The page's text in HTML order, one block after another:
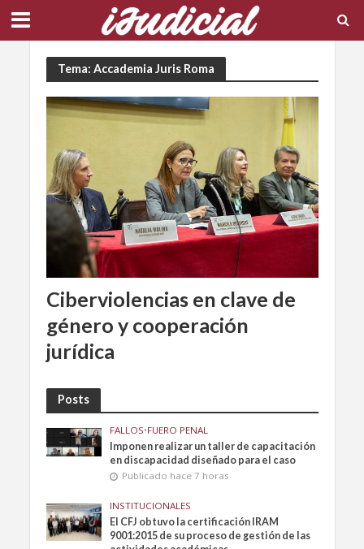
Tema: Accademia Juris Roma
Ciberviolencias en clave de
género y cooperación
jurídica
Posts
FALLOS•FUERO PENAL
Imponen realizar un taller de capacitación
en discapacidad diseñado para el caso
Publicado hace 7 horas
INSTITUCIONALES
El CFJ obtuvo la certificación IRAM
9001:2015 de su proceso de gestión de las